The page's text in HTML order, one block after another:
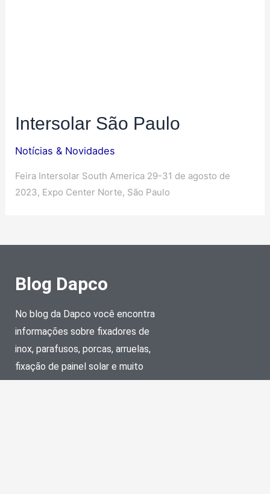
Intersolar São Paulo
Notícias & Novidades
Feira Intersolar South America 29-31 de agosto de
2023, Expo Center Norte, São Paulo
Blog Dapco
No blog da Dapco você encontra
informações sobre fixadores de
inox, parafusos, porcas, arruelas,
fixação de painel solar e muito
mais.